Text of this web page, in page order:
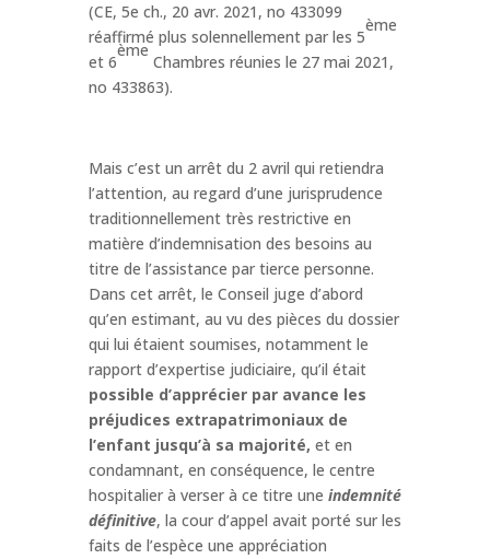
(CE, 5e ch., 20 avr. 2021, no 433099
réaffirmé plus solennellement par les 5
ème
et 6
ème
Chambres réunies le 27 mai 2021,
no 433863).
Mais c’est un arrêt du 2 avril qui retiendra
l’attention, au regard d’une jurisprudence
traditionnellement très restrictive en
matière d’indemnisation des besoins au
titre de l’assistance par tierce personne.
Dans cet arrêt, le Conseil juge d’abord
qu’en estimant, au vu des pièces du dossier
qui lui étaient soumises, notamment le
rapport d’expertise judiciaire, qu’il était
possible d’apprécier par avance les
préjudices extrapatrimoniaux de
l’enfant jusqu’à sa majorité, et en
condamnant, en conséquence, le centre
hospitalier à verser à ce titre une indemnité
définitive, la cour d’appel avait porté sur les
faits de l’espèce une appréciation